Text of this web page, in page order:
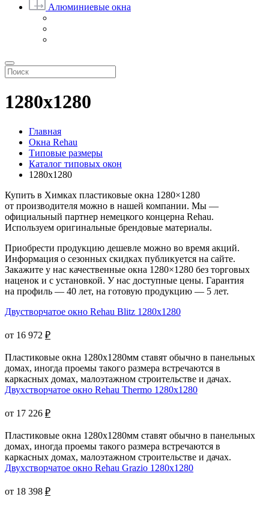
Алюминиевые окна
1280х1280
Главная
Окна Rehau
Типовые размеры
Каталог типовых окон
1280х1280
Купить в Химках пластиковые окна 1280×1280
от производителя можно в нашей компании. Мы —
официальный партнер немецкого концерна Rehau.
Используем оригинальные брендовые материалы.
Приобрести продукцию дешевле можно во время акций.
Информация о сезонных скидках публикуется на сайте.
Закажите у нас качественные окна 1280×1280 без торговых
наценок и с установкой. У нас доступные цены. Гарантия
на профиль — 40 лет, на готовую продукцию — 5 лет.
Двустворчатое окно Rehau Blitz 1280x1280
от 16 972 ₽
Пластиковые окна 1280х1280мм ставят обычно в панельных
домах, иногда проемы такого размера встречаются в
каркасных домах, малоэтажном строительстве и дачах.
Двухстворчатое окно Rehau Thermo 1280x1280
от 17 226 ₽
Пластиковые окна 1280х1280мм ставят обычно в панельных
домах, иногда проемы такого размера встречаются в
каркасных домах, малоэтажном строительстве и дачах.
Двухстворчатое окно Rehau Grazio 1280x1280
от 18 398 ₽